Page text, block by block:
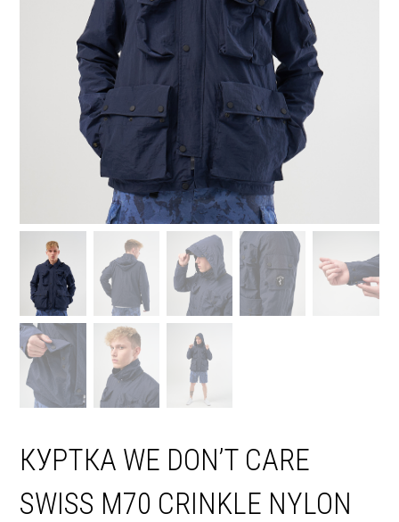
КУРТКА WE DON’T CARE
SWISS M70 CRINKLE NYLON